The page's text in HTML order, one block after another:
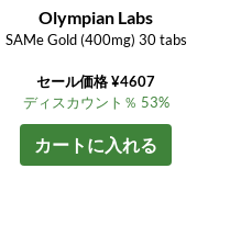
Olympian Labs
SAMe Gold (400mg) 30 tabs
セール価格 ¥4607
ディスカウント％ 53%
カートに入れる